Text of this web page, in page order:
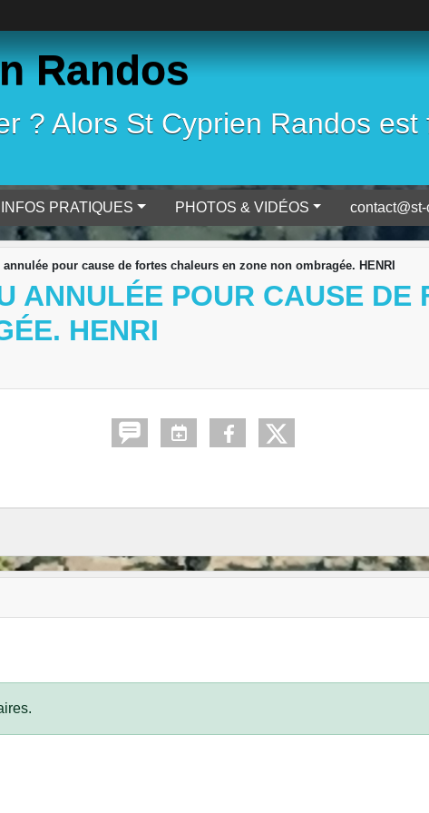
Randos
? Alors St Cyprien Randos est
INFOS PRATIQUES PHOTOS & VIDÉOS
annulée pour cause de fortes chaleurs en zone non ombragée. HENRI
ANNULÉE POUR CAUSE DE
HENRI